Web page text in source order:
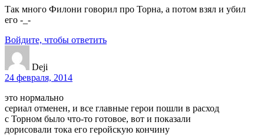
Так много Филони говорил про Торна, а потом взял и убил
его -_-
Войдите, чтобы ответить
Deji
24 февраля, 2014
это нормально
сериал отменен, и все главные герои пошли в расход
с Торном было что-то готовое, вот и показали
дорисовали тока его геройскую кончину